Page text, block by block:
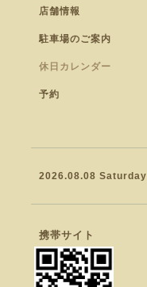
店舗情報
駐車場のご案内
休日カレンダー
予約
2026.08.08 Saturday
携帯サイト